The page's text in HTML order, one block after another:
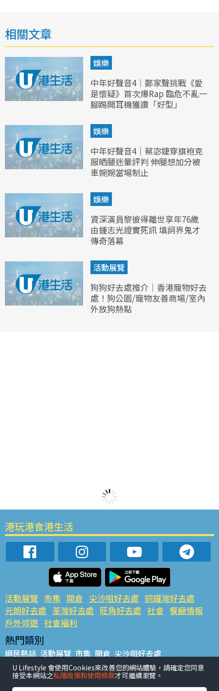
相關文章
娛樂
中年好聲音4｜鄭家聲挑戰《愛
是懷疑》首次爆Rap 臨危不亂一
腳踢開耳機獲讚「好型」
娛樂
中年好聲音4｜蔡宓婕穿旗袍克
服晒腿迷暈評判 伸腿想加分被
車婉婉當場制止
娛樂
資深演員黎彼得離世享年76歲
由鍾志光證實死訊 填詞界鬼才
傳奇落幕
活動展覽
狗狗好去處推介｜香港寵物好去
處！狗公園/寵物友善商場/室內
外放狗熱點
港玩港食港生活
活動展覽 市集 開倉 尖沙咀好去處 銅鑼灣好去處
元朗好去處 荃灣好去處 旺角好去處 社會 餐廳情報
戶外郊遊 社會福利
熱門類別
網民熱話 活動展覽 市集 開倉 尖沙咀好去處
銅鑼灣好去處 元朗好去處 荃灣好去處 旺角好去處 社會
餐廳情報 戶外郊遊
U Lifestyle 會使用Cookies來改善您的網站體驗，請確定您同意
接受本網站之私隱政策和使用條款才可繼續瀏覽。